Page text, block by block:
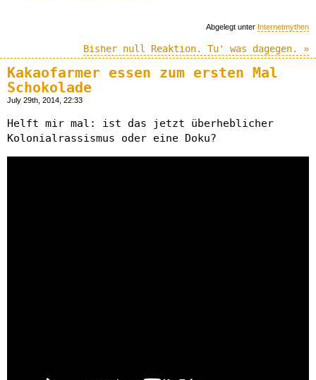
Abgelegt unter Internetmythen
Bisher null Reaktion. Tu' was dagegen. »
Kakaofarmer essen zum ersten Mal
Schokolade
July 29th, 2014, 22:33
Helft mir mal: ist das jetzt überheblicher
Kolonialrassismus oder eine Doku?